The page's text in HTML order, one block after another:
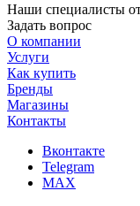
Наши специалисты
Задать вопрос
О компании
Услуги
Как купить
Бренды
Магазины
Контакты
Вконтакте
Telegram
MAX